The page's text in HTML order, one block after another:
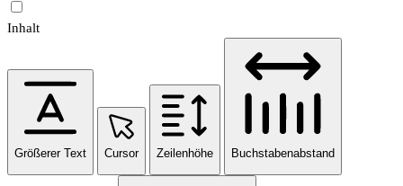
Inhalt
Größerer Text Cursor Zeilenhöhe Buchstabenabstand